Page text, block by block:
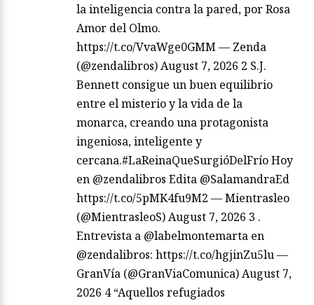
la inteligencia contra la pared, por Rosa
Amor del Olmo.
https://t.co/VvaWge0GMM — Zenda
(@zendalibros) August 7, 2026 2 S.J.
Bennett consigue un buen equilibrio
entre el misterio y la vida de la
monarca, creando una protagonista
ingeniosa, inteligente y
cercana.#LaReinaQueSurgióDelFrío Hoy
en @zendalibros Edita @SalamandraEd
https://t.co/5pMK4fu9M2 — Mientrasleo
(@MientrasleoS) August 7, 2026 3 .
Entrevista a @labelmontemarta en
@zendalibros: https://t.co/hgjinZu5lu —
GranVía (@GranViaComunica) August 7,
2026 4 “Aquellos refugiados